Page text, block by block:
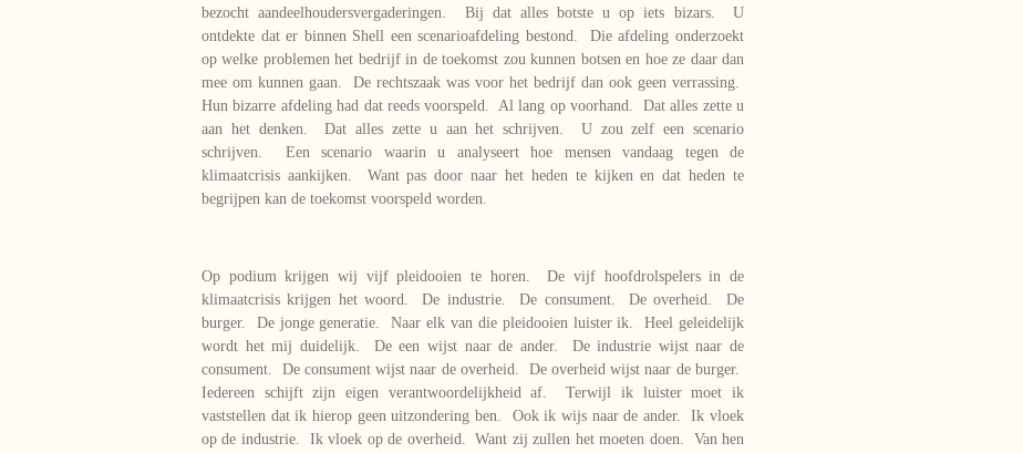
bezocht aandeelhoudersvergaderingen. Bij dat alles botste u op iets bizars. U
ontdekte dat er binnen Shell een scenarioafdeling bestond. Die afdeling onderzoekt
op welke problemen het bedrijf in de toekomst zou kunnen botsen en hoe ze daar dan
mee om kunnen gaan. De rechtszaak was voor het bedrijf dan ook geen verrassing.
Hun bizarre afdeling had dat reeds voorspeld. Al lang op voorhand. Dat alles zette u
aan het denken. Dat alles zette u aan het schrijven. U zou zelf een scenario
schrijven. Een scenario waarin u analyseert hoe mensen vandaag tegen de
klimaatcrisis aankijken. Want pas door naar het heden te kijken en dat heden te
begrijpen kan de toekomst voorspeld worden.
Op podium krijgen wij vijf pleidooien te horen. De vijf hoofdrolspelers in de
klimaatcrisis krijgen het woord. De industrie. De consument. De overheid. De
burger. De jonge generatie. Naar elk van die pleidooien luister ik. Heel geleidelijk
wordt het mij duidelijk. De een wijst naar de ander. De industrie wijst naar de
consument. De consument wijst naar de overheid. De overheid wijst naar de burger.
Iedereen schijft zijn eigen verantwoordelijkheid af. Terwijl ik luister moet ik
vaststellen dat ik hierop geen uitzondering ben. Ook ik wijs naar de ander. Ik vloek
op de industrie. Ik vloek op de overheid. Want zij zullen het moeten doen. Van hen